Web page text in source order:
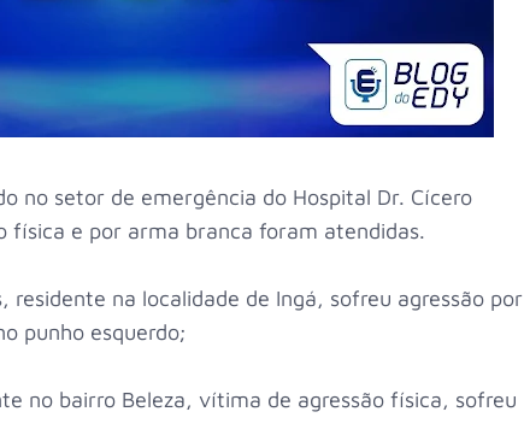
no setor de emergência do Hospital Dr. Cícero
física e por arma branca foram atendidas.
residente na localidade de Ingá, sofreu agressão por
punho esquerdo;
no bairro Beleza, vítima de agressão física, sofreu